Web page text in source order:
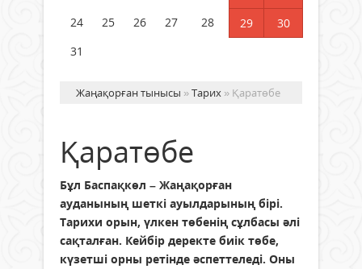
24
25 26 27 28 29
30
31
Жаңақорған тынысы »Тарих » Қаратөбе
Қаратөбе
Бұл Баспақкөл – Жаңақорған
ауданының шеткі ауылдарының бірі.
Тарихи орын, үлкен төбенің сұлбасы әлі
сақталған. Кейбір деректе биік төбе,
күзетші орны ретінде әспеттеледі. Оны